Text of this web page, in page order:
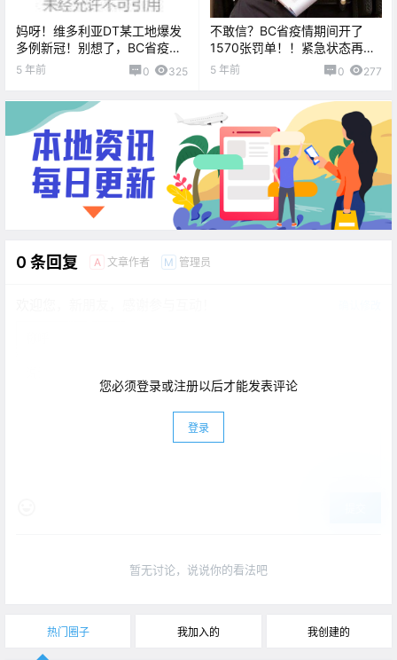
妈呀！维多利亚DT某工地爆发
多例新冠！别想了，BC省疫情
政策近期不会放松！
5 年前 0 325
不敢信？BC省疫情期间开了
1570张罚单！！紧急状态再延
2周...
5 年前 0 277
0 条回复 A 文章作者 M 管理员
您必须登录或注册以后才能发表评论
登录
暂无讨论，说说你的看法吧
热门圈子 我加入的 我创建的